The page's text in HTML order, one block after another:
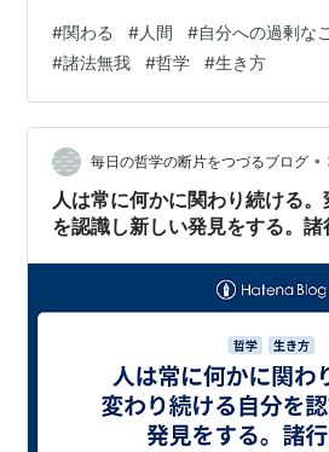
悩み関わっています。 何かに不安を
十分関わっていると言えます。自分
感じ、そう自分が感じている事を
がすでに関わりであって、それ以
はありません。 関わるという事は人
行為ではありません。人の生その
#関わる #人間 #自分への過剰な
#諸法無我 #哲学 #生き方
毎日の哲学の断片をつづるブログ •
人は常に何かに関わり続ける
を認識し新しい発見をする。諸